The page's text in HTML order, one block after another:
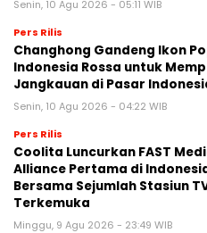
Senin, 10 Agu 2026 - 05:11 WIB
Pers Rilis
Changhong Gandeng Ikon
Indonesia Rossa untuk
Jangkauan di Pasar
Senin, 10 Agu 2026 - 04:22 WIB
Pers Rilis
Coolita Luncurkan FAST
Alliance Pertama di
Bersama Sejumlah Stasiun
Terkemuka
Minggu, 9 Agu 2026 - 23:49 WIB